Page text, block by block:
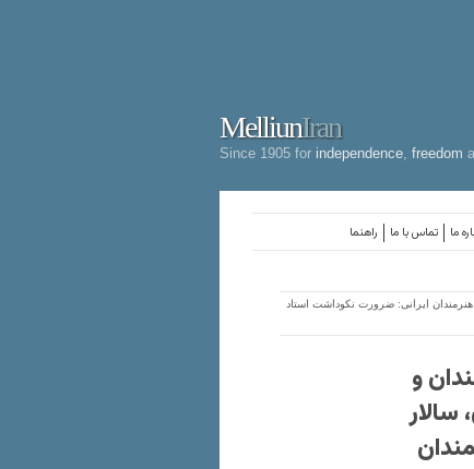
MelliunIran
Since 1905 for independence freedom
راهنما تماس با ما ما
ایرانی: ضرورت نکوداشت استاد
و